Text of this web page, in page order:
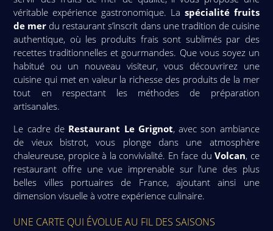
véritable expérience gastronomique. La spécialité fruits
de mer du restaurant s’inscrit dans une tradition de cuisine
authentique, où les produits frais sont sublimés par des
recettes traditionnelles et gourmandes. Que vous soyez un
habitué ou un nouveau visiteur, vous découvrirez une
cuisine qui met en valeur la richesse des produits de la mer
tout en respectant les méthodes de préparation
artisanales.
Le cadre de Restaurant Le Grignot, avec son ambiance
de vieux bistrot, vous plonge dans une atmosphère
chaleureuse, propice à la convivialité. En face duVolcan, ce
restaurant offre une vue imprenable sur l’une des plus
belles villes portuaires de France, ajoutant ainsi une
dimension visuelle à votre expérience culinaire.
UNE CARTE QUI ÉVOLUE AU FIL DES SAISONS